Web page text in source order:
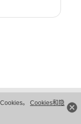
。 Cookies和隐